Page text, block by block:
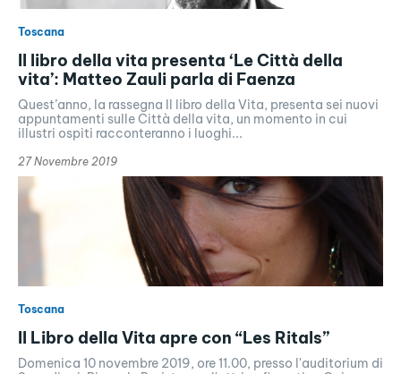
Toscana
Il libro della vita presenta ‘Le Città della
vita’: Matteo Zauli parla di Faenza
Quest’anno, la rassegna Il libro della Vita, presenta sei nuovi
appuntamenti sulle Città della vita, un momento in cui
illustri ospiti racconteranno i luoghi...
27 Novembre 2019
Toscana
Il Libro della Vita apre con “Les Ritals”
Domenica 10 novembre 2019, ore 11.00, presso l'auditorium di